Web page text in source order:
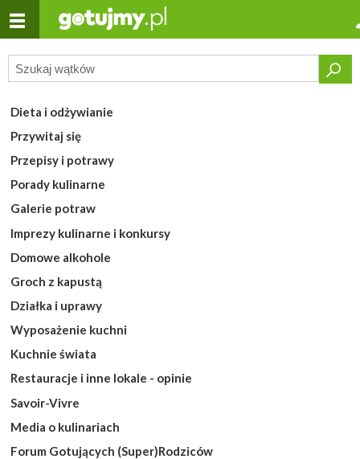
Dieta i odżywianie
Przywitaj się
Przepisy i potrawy
Porady kulinarne
Galerie potraw
Imprezy kulinarne i konkursy
Domowe alkohole
Groch z kapustą
Działka i uprawy
Wyposażenie kuchni
Kuchnie świata
Restauracje i inne lokale - opinie
Savoir-Vivre
Media o kulinariach
Forum Gotujących (Super)Rodziców